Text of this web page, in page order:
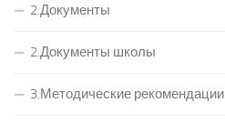
2.Документы
2.Документы школы
3.Методические рекомендации